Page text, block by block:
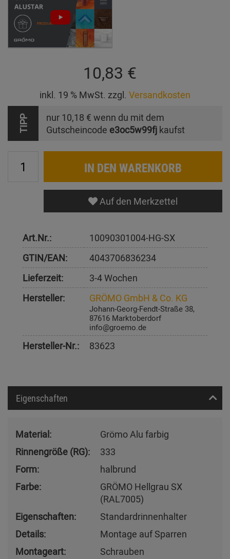
10,83 €
inkl. 19 % MwSt. zzgl. Versandkosten
TIPP nur 10,18 € wenn du mit dem
Gutscheincode e3oc5w99fj kaufst
IN DEN WARENKORB
Auf den Merkzettel
Art.Nr.:
10090301004-HG-SX
GTIN/EAN:
4043706836234
Lieferzeit:
3-4 Wochen
Hersteller:
GRÖMO GmbH & Co. KG
Johann-Georg-Fendt-Straße 38,
87616 Marktoberdorf
info@groemo.de
Hersteller-Nr.: 83623
Eigenschaften
Material:
Grömo Alu farbig
Rinnengröße (RG):
333
Form:
halbrund
Farbe:
GRÖMO Hellgrau SX
(RAL7005)
Eigenschaften:
Standardrinnenhalter
Details:
Montage auf Sparren
Montageart:
Schrauben